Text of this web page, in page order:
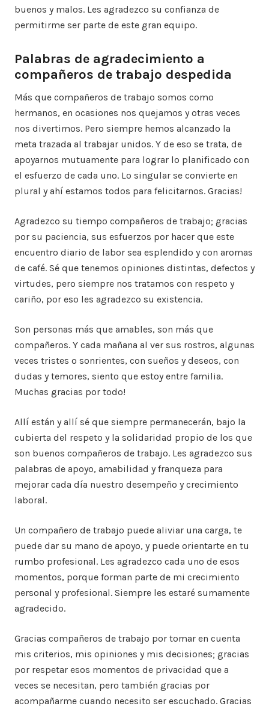
buenos y malos. Les agradezco su confianza de
permitirme ser parte de este gran equipo.
Palabras de agradecimiento a
compañeros de trabajo despedida
Más que compañeros de trabajo somos como
hermanos, en ocasiones nos quejamos y otras veces
nos divertimos. Pero siempre hemos alcanzado la
meta trazada al trabajar unidos. Y de eso se trata, de
apoyarnos mutuamente para lograr lo planificado con
el esfuerzo de cada uno. Lo singular se convierte en
plural y ahí estamos todos para felicitarnos. Gracias!
Agradezco su tiempo compañeros de trabajo; gracias
por su paciencia, sus esfuerzos por hacer que este
encuentro diario de labor sea esplendido y con aromas
de café. Sé que tenemos opiniones distintas, defectos y
virtudes, pero siempre nos tratamos con respeto y
cariño, por eso les agradezco su existencia.
Son personas más que amables, son más que
compañeros. Y cada mañana al ver sus rostros, algunas
veces tristes o sonrientes, con sueños y deseos, con
dudas y temores, siento que estoy entre familia.
Muchas gracias por todo!
Allí están y allí sé que siempre permanecerán, bajo la
cubierta del respeto y la solidaridad propio de los que
son buenos compañeros de trabajo. Les agradezco sus
palabras de apoyo, amabilidad y franqueza para
mejorar cada día nuestro desempeño y crecimiento
laboral.
Un compañero de trabajo puede aliviar una carga, te
puede dar su mano de apoyo, y puede orientarte en tu
rumbo profesional. Les agradezco cada uno de esos
momentos, porque forman parte de mi crecimiento
personal y profesional. Siempre les estaré sumamente
agradecido.
Gracias compañeros de trabajo por tomar en cuenta
mis criterios, mis opiniones y mis decisiones; gracias
por respetar esos momentos de privacidad que a
veces se necesitan, pero también gracias por
acompañarme cuando necesito ser escuchado. Gracias